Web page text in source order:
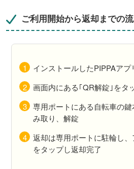
ご利用開始から返却までの
インストールしたPIPPAアプ
画面内にある｢QR解錠｣をタ
専用ポートにある自転車の
み取り、解錠
返却は専用ポートに駐輪し
をタップし返却完了